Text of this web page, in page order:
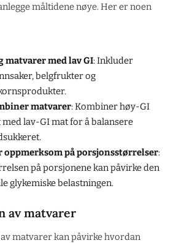
måltidene nøye. Her er noen
matvarer med lav GI: Inkluder
belgfrukter og
matvarer: Kombiner høy-GI
med lav-GI mat for å balansere
oppmerksom på porsjonsstørrelser:
på porsjonene kan påvirke den
glykemiske belastningen.
av matvarer
matvarer kan påvirke hvordan